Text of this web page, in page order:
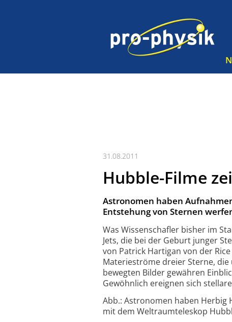
31.08.2011
Hubble-Filme
Astronomen haben
Entstehung von Sternen
Was Wissenschafler bisher im
Jets, die bei der Geburt junger
von Patrick Hartigan von der
Materieströme dreier Sterne,
bewegten Bilder gewähren
Gewöhnlich ereignen sich
Abb.: Astronomen haben Herbig
mit dem Weltraumteleskop